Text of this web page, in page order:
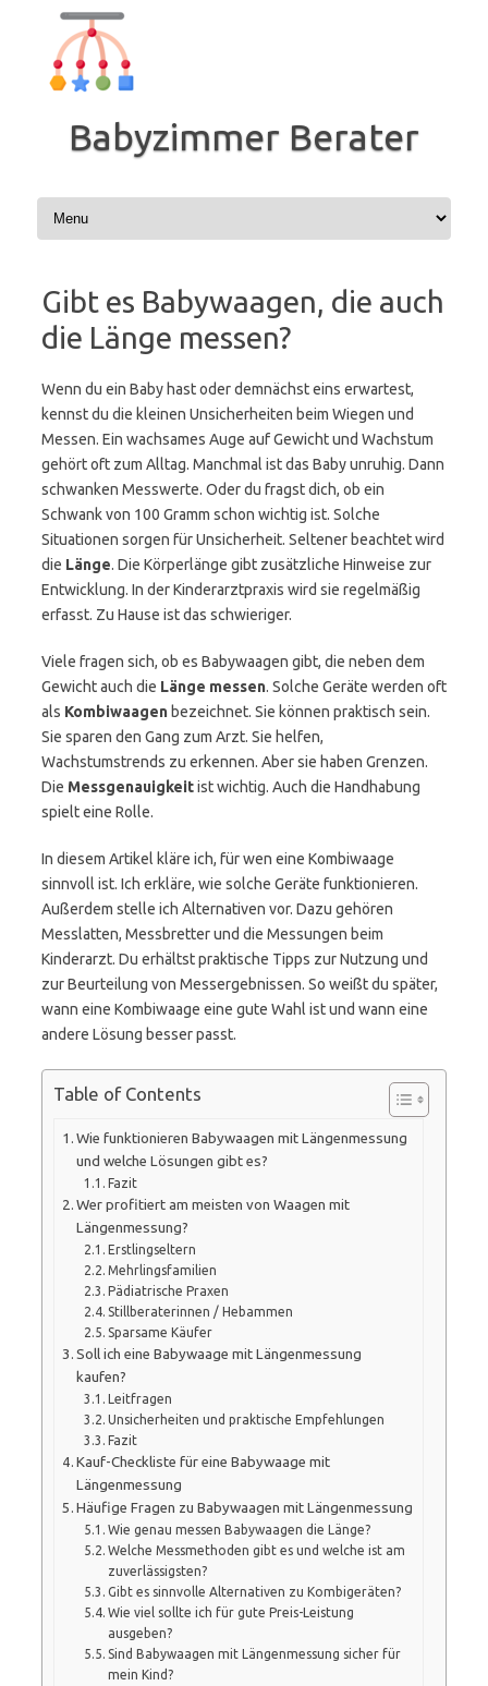
Inhalt
springen
Babyzimmer Berater
Gibt es Babywaagen, die auch
die Länge messen?
Wenn du ein Baby hast oder demnächst eins erwartest,
kennst du die kleinen Unsicherheiten beim Wiegen und
Messen. Ein wachsames Auge auf Gewicht und Wachstum
gehört oft zum Alltag. Manchmal ist das Baby unruhig. Dann
schwanken Messwerte. Oder du fragst dich, ob ein
Schwank von 100 Gramm schon wichtig ist. Solche
Situationen sorgen für Unsicherheit. Seltener beachtet wird
die Länge. Die Körperlänge gibt zusätzliche Hinweise zur
Entwicklung. In der Kinderarztpraxis wird sie regelmäßig
erfasst. Zu Hause ist das schwieriger.
Viele fragen sich, ob es Babywaagen gibt, die neben dem
Gewicht auch die Länge messen. Solche Geräte werden oft
als Kombiwaagen bezeichnet. Sie können praktisch sein.
Sie sparen den Gang zum Arzt. Sie helfen,
Wachstumstrends zu erkennen. Aber sie haben Grenzen.
Die Messgenauigkeitist wichtig. Auch die Handhabung
spielt eine Rolle.
In diesem Artikel kläre ich, für wen eine Kombiwaage
sinnvoll ist. Ich erkläre, wie solche Geräte funktionieren.
Außerdem stelle ich Alternativen vor. Dazu gehören
Messlatten, Messbretter und die Messungen beim
Kinderarzt. Du erhältst praktische Tipps zur Nutzung und
zur Beurteilung von Messergebnissen. So weißt du später,
wann eine Kombiwaage eine gute Wahl ist und wann eine
andere Lösung besser passt.
Table of Contents
Wie funktionieren Babywaagen mit Längenmessung
und welche Lösungen gibt es?
Fazit
Wer profitiert am meisten von Waagen mit
Längenmessung?
Erstlingseltern
Mehrlingsfamilien
Pädiatrische Praxen
Stillberaterinnen / Hebammen
Sparsame Käufer
Soll ich eine Babywaage mit Längenmessung
kaufen?
Leitfragen
Unsicherheiten und praktische Empfehlungen
Fazit
Kauf-Checkliste für eine Babywaage mit
Längenmessung
Häufige Fragen zu Babywaagen mit Längenmessung
Wie genau messen Babywaagen die Länge?
Welche Messmethoden gibt es und welche ist am
zuverlässigsten?
Gibt es sinnvolle Alternativen zu Kombigeräten?
Wie viel sollte ich für gute Preis-Leistung
ausgeben?
Sind Babywaagen mit Längenmessung sicher für
mein Kind?